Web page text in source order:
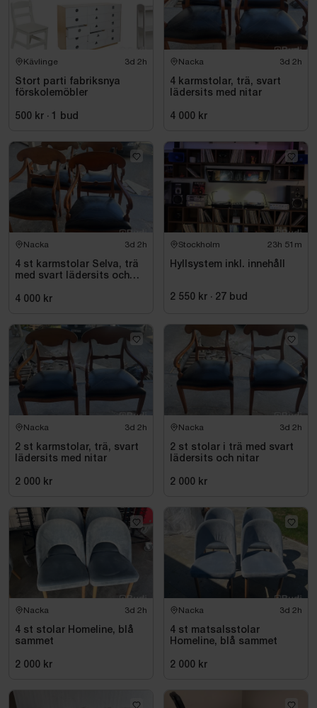
Kävlinge 3d 2h
Stort parti fabriksnya
förskolemöbler
500 kr · bud
Nacka 3d 2h
4 karmstolar, trä, svart
lädersits med nitar
4 000 kr
Nacka 3d 2h
4 st karmstolar Selva, trä
med svart lädersits och
4 000 kr
Stockholm 23h 51m
Hyllsystem inkl. innehåll
2 550 kr · 27 bud
Nacka 3d 2h
2 st karmstolar, trä, svart
lädersits med nitar
2 000 kr
Nacka 3d 2h
2 st stolar i trä med svart
lädersits och nitar
2 000 kr
Nacka 3d 2h
4 st stolar Homeline, blå
sammet
2 000 kr
Nacka 3d 2h
4 st matsalsstolar
Homeline, blå sammet
2 000 kr